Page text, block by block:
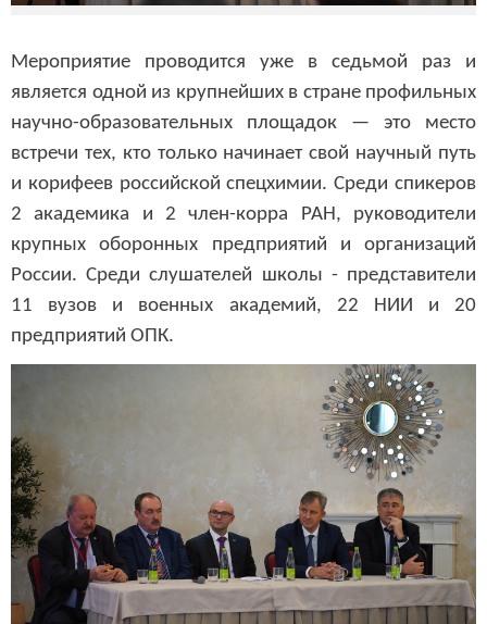
Мероприятие проводится уже в седьмой раз и
является одной из крупнейших в стране профильных
научно-образовательных площадок — это место
встречи тех, кто только начинает свой научный путь
и корифеев российской спецхимии. Среди спикеров
2 академика и 2 член-корра РАН, руководители
крупных оборонных предприятий и организаций
России. Среди слушателей школы - представители
11 вузов и военных академий, 22 НИИ и 20
предприятий ОПК.